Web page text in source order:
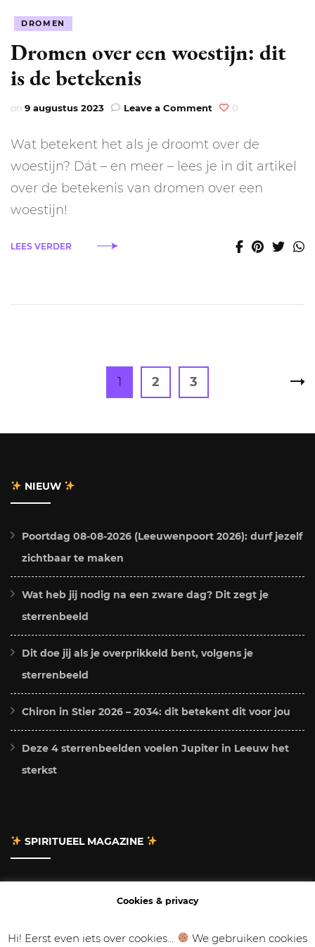
DROMEN
Dromen over een woestijn: dit
is de betekenis
on 9 augustus 2023 Leave a Comment on
een
woestijn:
is
0
Wat betekent het als je droomt over de
woestijn? Dát – en meer – lees je in dit artikel
over de betekenis van dromen over een
woestijn!
LEES VERDER
paginering
Page
1 Page
2 Page
3
NIEUW
Poortdag 08-08-2026 (Leeuwenpoort 2026): durf jezelf
zichtbaar te maken
Wat heb jij nodig na een zware dag? Dit zegt je
sterrenbeeld
Dit doe jij als je overprikkeld bent, volgens je
sterrenbeeld
Chiron in Stier 2026 – 2034: dit betekent dit voor jou
Deze 4 sterrenbeelden voelen Jupiter in Leeuw het
sterkst
SPIRITUEEL MAGAZINE
Cookies & privacy
Hi! Eerst even iets over cookies... We gebruiken cookies